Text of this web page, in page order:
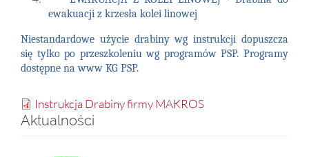
ewakuacji z krzesła kolei linowej
Niestandardowe użycie drabiny wg instrukcji dopuszcza
się tylko po przeszkoleniu wg programów PSP. Programy
dostępne nawww KG PSP.
Instrukcja Drabiny firmy MAKROS
Aktualności